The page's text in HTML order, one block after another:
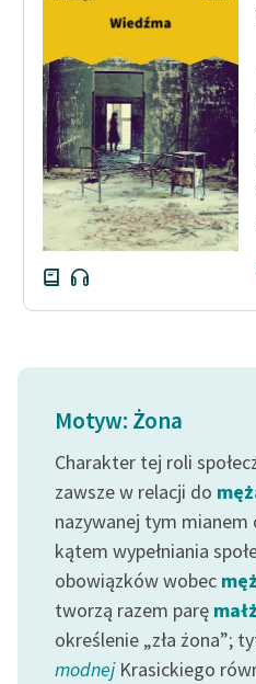
Motyw: Żona
Charakter tej roli
zawsze w relacji do
nazywanej tym mianem
kątem wypełniania
obowiązków wobec
tworzą razem parę
określenie „zła żona”;
modnejKrasickiego